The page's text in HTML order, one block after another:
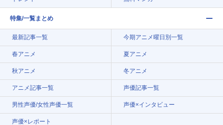
特集/一覧まとめ
最新記事一覧 今期アニメ曜日別一覧
春アニメ 夏アニメ
秋アニメ 冬アニメ
アニメ記事一覧 声優記事一覧
男性声優/女性声優一覧 声優×インタビュー
声優×レポート